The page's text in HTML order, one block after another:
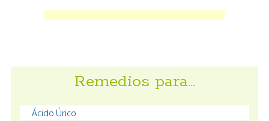
Remedios para…
Ácido Úrico